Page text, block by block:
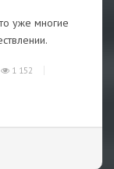
уже многие
1 152